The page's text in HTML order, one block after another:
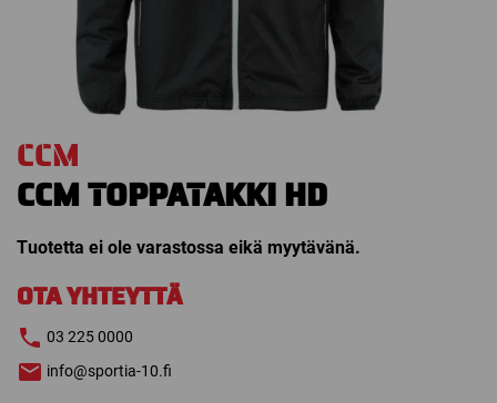
CCM
CCM TOPPATAKKI HD
Tuotetta ei ole varastossa eikä myytävänä.
OTA YHTEYTTÄ
03 225 0000
info@sportia-10.fi